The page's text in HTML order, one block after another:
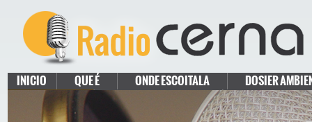
INICIO QUE É ONDE ESCOITALA DOSIER